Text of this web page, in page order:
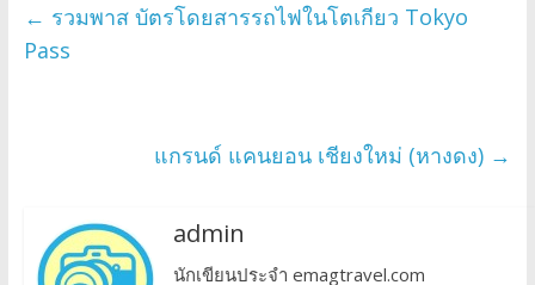
← รวมพาส บัตรโดยสารรถไฟในโตเกียว Tokyo
Pass
แกรนด์ แคนยอน เชียงใหม่ (หางดง) →
admin
นักเขียนประจำ emagtravel.com